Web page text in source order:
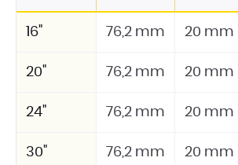
16" 76,2 mm 20 mm
20" 76,2 mm 20 mm
24" 76,2 mm 20 mm
30" 76,2 mm 20 mm